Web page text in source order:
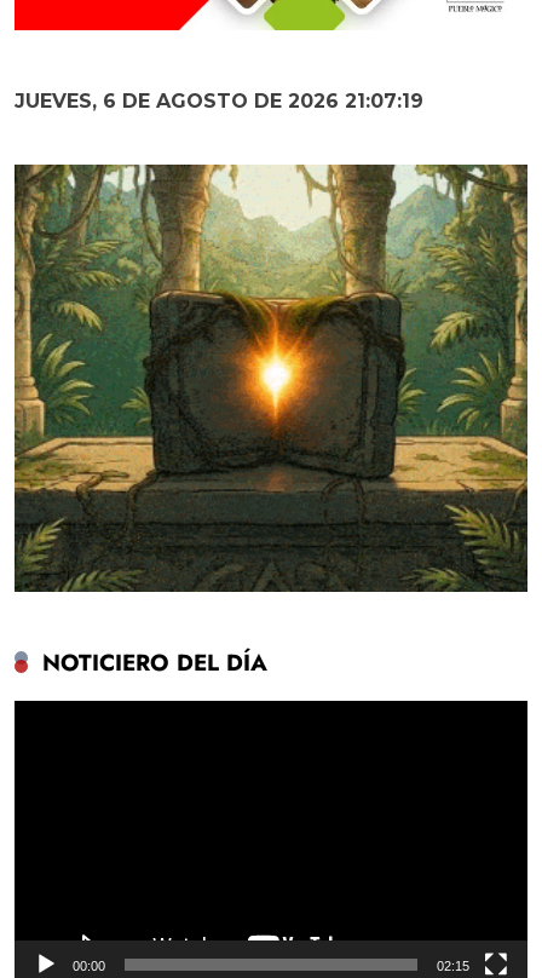
JUEVES, 6 DE AGOSTO DE 2026 21:07:20
NOTICIERO DEL DÍA
00:00 02:15